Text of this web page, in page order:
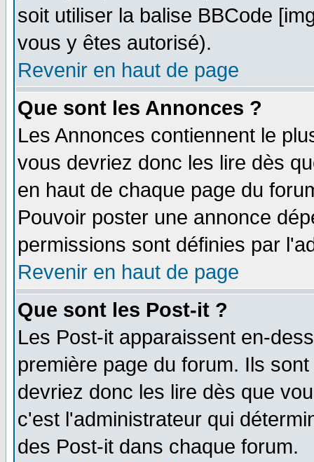
soit utiliser la balise BBCode
vous y êtes autorisé).
Revenir en haut de page
Que sont les Annonces ?
Les Annonces contiennent le
vous devriez donc les lire dès
en haut de chaque page du
Pouvoir poster une annonce
permissions sont définies par
Revenir en haut de page
Que sont les Post-it ?
Les Post-it apparaissent en-
première page du forum. Ils
devriez donc les lire dès que
c'est l'administrateur qui
des Post-it dans chaque forum.